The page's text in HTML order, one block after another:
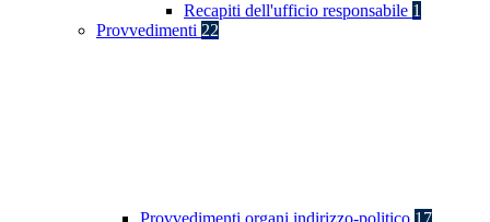
Recapiti dell'ufficio responsabile 1
Provvedimenti 22